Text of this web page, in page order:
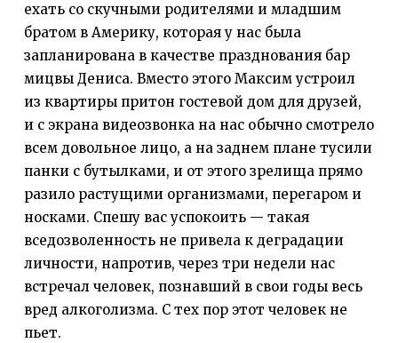
ехать со скучными родителями и младшим
братом в Америку, которая у нас была
запланирована в качестве празднования бар
мицвы Дениса. Вместо этого Максим устроил
из квартиры притон гостевой дом для друзей,
и с экрана видеозвонка на нас обычно смотрело
всем довольное лицо, а на заднем плане тусили
панки с бутылками, и от этого зрелища прямо
разило растущими организмами, перегаром и
носками. Спешу вас успокоить — такая
вседозволенность не привела к деградации
личности, напротив, через три недели нас
встречал человек, познавший в свои годы весь
вред алкоголизма. С тех пор этот человек не
пьет.